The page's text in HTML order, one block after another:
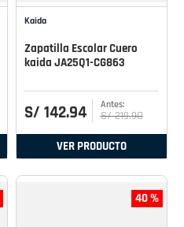
Kaida
Zapatilla Escolar Cuero
kaida JA25Q1-CG863
S/ 142.94 S/ 219.90
VER PRODUCTO
40 %